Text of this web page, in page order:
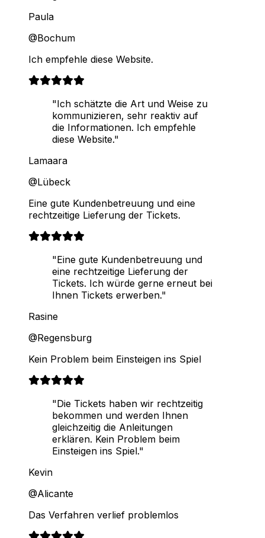
Paula
@Bochum
Ich empfehle diese Website.
"Ich schätzte die Art und Weise zu
kommunizieren, sehr reaktiv auf
die Informationen. Ich empfehle
diese Website."
Lamaara
@Lübeck
Eine gute Kundenbetreuung und eine
rechtzeitige Lieferung der Tickets.
"Eine gute Kundenbetreuung und
eine rechtzeitige Lieferung der
Tickets. Ich würde gerne erneut bei
Ihnen Tickets erwerben."
Rasine
@Regensburg
Kein Problem beim Einsteigen ins Spiel
"Die Tickets haben wir rechtzeitig
bekommen und werden Ihnen
gleichzeitig die Anleitungen
erklären. Kein Problem beim
Einsteigen ins Spiel."
Kevin
@Alicante
Das Verfahren verlief problemlos